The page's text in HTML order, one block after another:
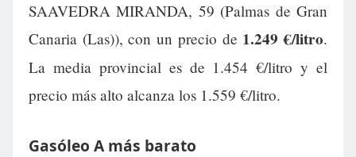
SAAVEDRA MIRANDA, 59 (Palmas de Gran
Canaria (Las)), con un precio de 1.249 €/litro.
La media provincial es de 1.454 €/litro y el
precio más alto alcanza los 1.559 €/litro.
Gasóleo A más barato